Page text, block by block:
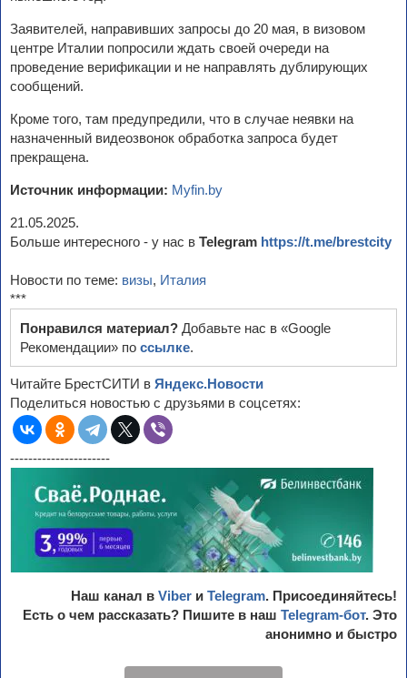
Заявителей, направивших запросы до 20 мая, в визовом
центре Италии попросили ждать своей очереди на
проведение верификации и не направлять дублирующих
сообщений.
Кроме того, там предупредили, что в случае неявки на
назначенный видеозвонок обработка запроса будет
прекращена.
Источник информации: Myfin.by
21.05.2025.
Больше интересного - у нас в Telegram https://t.me/brestcity
Новости по теме: визы, Италия
***
Понравился материал? Добавьте нас в «Google
Рекомендации» по ссылке.
Читайте БрестСИТИ в Яндекс.Новости
Поделиться новостью с друзьями в соцсетях:
----------------------
Наш канал в Viber и Telegram. Присоединяйтесь!
Есть о чем рассказать? Пишите в наш Telegram-бот. Это
анонимно и быстро